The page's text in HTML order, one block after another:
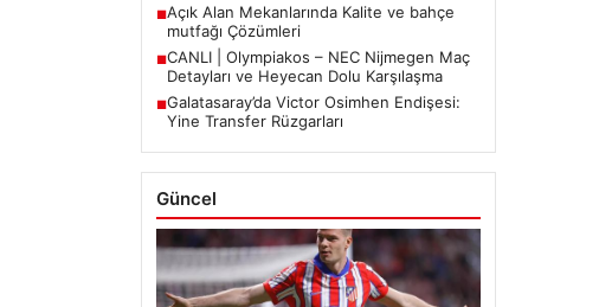
■Açık Alan Mekanlarında Kalite ve bahçe
mutfağı Çözümleri
■CANLI | Olympiakos – NEC Nijmegen Maç
Detayları ve Heyecan Dolu Karşılaşma
■Galatasaray’da Victor Osimhen Endişesi:
Yine Transfer Rüzgarları
Güncel